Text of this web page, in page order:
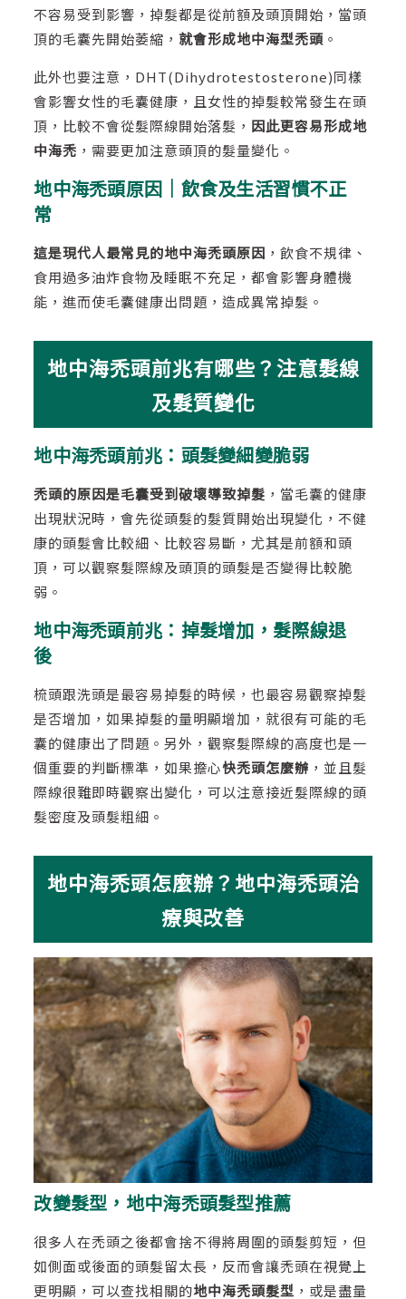
不容易受到影響，掉髮都是從前額及頭頂開始，當頭
頂的毛囊先開始萎縮， 就會形成地中海型禿頭 。
此外也要注意，DHT(Dihydrotestosterone)同樣
會影響女性的毛囊健康，且女性的掉髮較常發生在頭
頂，比較不會從髮際線開始落髮， 因此更容易形成地
中海禿 ，需要更加注意頭頂的髮量變化。
地中海禿頭原因｜飲食及生活習慣不正
常
這是現代人最常見的地中海禿頭原因 ，飲食不規律、
食用過多油炸食物及睡眠不充足，都會影響身體機
能，進而使毛囊健康出問題，造成異常掉髮。
地中海禿頭前兆有哪些？注意髮線
及髮質變化
地中海禿頭前兆：頭髮變細變脆弱
禿頭的原因是毛囊受到破壞導致掉髮 ，當毛囊的健康
出現狀況時，會先從頭髮的髮質開始出現變化，不健
康的頭髮會比較細、比較容易斷，尤其是前額和頭
頂，可以觀察髮際線及頭頂的頭髮是否變得比較脆
弱。
地中海禿頭前兆：掉髮增加，髮際線退
後
梳頭跟洗頭是最容易掉髮的時候，也最容易觀察掉髮
是否增加，如果掉髮的量明顯增加，就很有可能的毛
囊的健康出了問題。另外，觀察髮際線的高度也是一
個重要的判斷標準，如果擔心快禿頭怎麼辦 ，並且髮
際線很難即時觀察出變化，可以注意接近髮際線的頭
髮密度及頭髮粗細。
地中海禿頭怎麼辦？地中海禿頭治
療與改善
改變髮型，地中海禿頭髮型推薦
很多人在禿頭之後都會捨不得將周圍的頭髮剪短，但
如側面或後面的頭髮留太長，反而會讓禿頭在視覺上
更明顯，可以查找相關的地中海禿頭髮型 ，或是盡量